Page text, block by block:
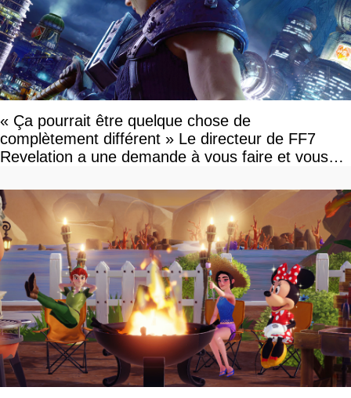
« Ça pourrait être quelque chose de
complètement différent » Le directeur de FF7
Revelation a une demande à vous faire et vous